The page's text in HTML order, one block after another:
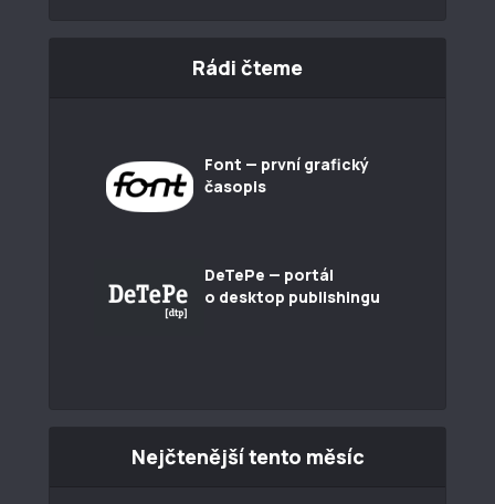
Rádi čteme
Font — první grafický
časopis
DeTePe — portál
o desktop publishingu
Nejčtenější tento měsíc